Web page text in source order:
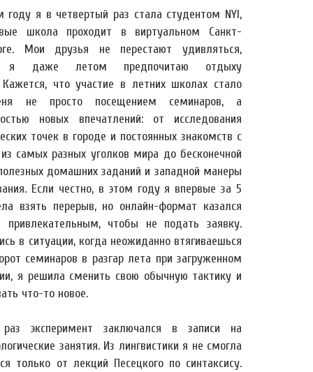
я в четвертый раз стала студентом NYI,
школа проходит в виртуальном Санкт-
Мои друзья не перестают удивляться,
я даже летом предпочитаю отдыху
Кажется, что участие в летних школах стало
не просто посещением семинаров, а
новых впечатлений: от исследования
точек в городе и постоянных знакомств с
самых разных уголков мира до бесконечной
домашних заданий и западной манеры
Если честно, в этом году я впервые за 5
взять перерыв, но онлайн-формат казался
привлекательным, чтобы не подать заявку.
в ситуации, когда неожиданно втягиваешься
семинаров в разгар лета при загруженном
я решила сменить свою обычную тактику и
что-то новое.
эксперимент заключался в записи на
занятия. Из лингвистики я не смогла
только от лекций Песецкого по синтаксису.